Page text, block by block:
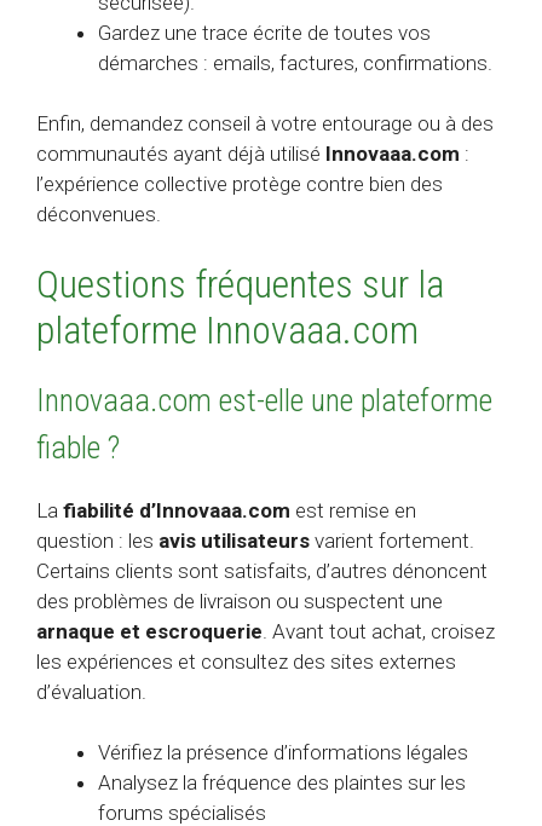
Gardez une trace écrite de toutes vos
démarches : emails, factures, confirmations.
Enfin, demandez conseil à votre entourage ou à des
communautés ayant déjà utilisé Innovaaa.com :
l’expérience collective protège contre bien des
déconvenues.
Questions fréquentes sur la
plateforme Innovaaa.com
Innovaaa.com est-elle une plateforme
fiable ?
La fiabilité d’Innovaaa.com est remise en
question : les avis utilisateurs varient fortement.
Certains clients sont satisfaits, d’autres dénoncent
des problèmes de livraison ou suspectent une
arnaque et escroquerie . Avant tout achat, croisez
les expériences et consultez des sites externes
d’évaluation.
Vérifiez la présence d’informations légales
Analysez la fréquence des plaintes sur les
forums spécialisés